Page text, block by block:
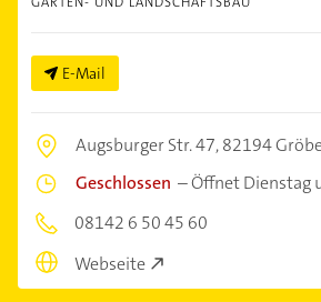
E-Mail
Augsburger Str. 47,82194
Geschlossen –Öffnet Dienstag
08142 6 50 45 60
Webseite